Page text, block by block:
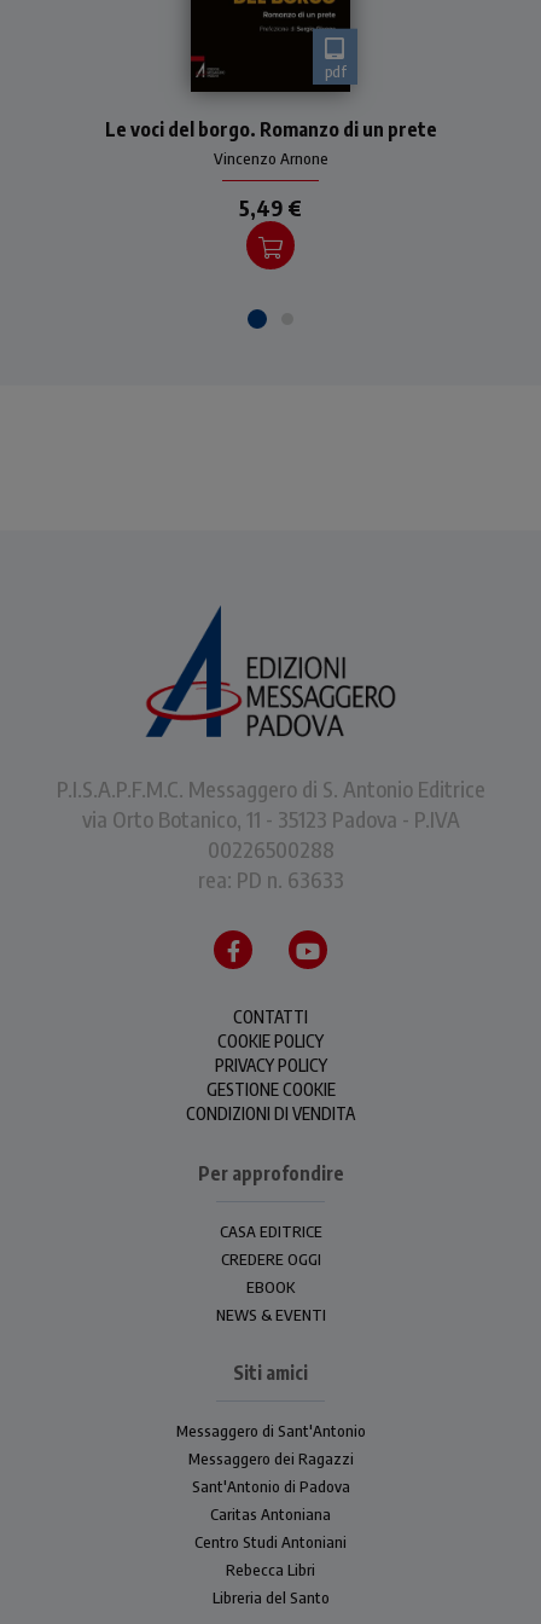
pdf
di campagna si racconta
Vincenzo Arnone
Le voci del borgo. Romanzo di un prete
5,49 €
P.I.S.A.P.F.M.C. Messaggero di S. Antonio Editrice
via Orto Botanico, 11 - 35123 Padova - P.IVA
00226500288
rea: PD n. 63633
CONTATTI
COOKIE POLICY
PRIVACY POLICY
GESTIONE COOKIE
CONDIZIONI DI VENDITA
Per approfondire
CASA EDITRICE
CREDERE OGGI
EBOOK
NEWS & EVENTI
Siti amici
Messaggero di Sant'Antonio
Messaggero dei Ragazzi
Sant'Antonio di Padova
Caritas Antoniana
Centro Studi Antoniani
Rebecca Libri
Libreria del Santo